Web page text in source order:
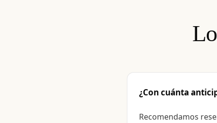
¿Con cuánta
Recomendamos